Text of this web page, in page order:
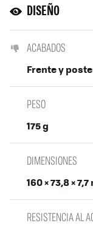
DISEÑO
ACABADOS
Frente y
PESO
175 g
DIMENSIONES
160 × 73,8 ×
RESISTENCIA AL